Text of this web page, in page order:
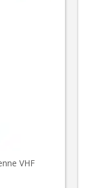
VHF